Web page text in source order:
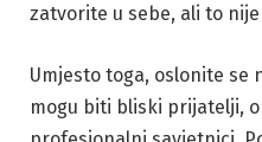
zatvorite u sebe, ali to
Umjesto toga, oslonite se
mogu biti bliski prijatelji,